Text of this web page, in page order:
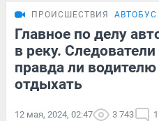
ПРОИСШЕСТВИЯ
Главное по делу
в реку. Следователи
правда ли водителю
отдыхать
12 мая, 2024, 02:47 3 743